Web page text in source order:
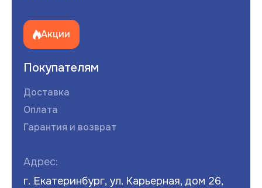
Акции
Покупателям
Доставка
Оплата
Гарантия и возврат
Адрес:
г. Екатеринбург, ул. Карьерная, дом 26,